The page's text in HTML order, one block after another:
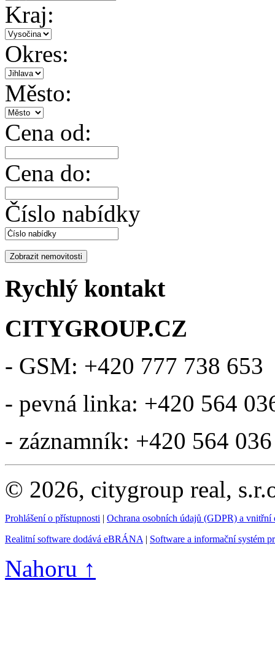
Kraj:
Okres:
Město:
Cena od:
Cena do:
Číslo nabídky
Rychlý kontakt
CITYGROUP.CZ
- GSM: +420 777 738 653
- pevná linka: +420 564
- záznamník: +420 564
© 2026, citygroup real,
Prohlášení o přístupnosti | Ochrana osobních údajů (GDPR) a vnitřní
Realitní software dodává eBRÁNA | Software a informační systém
Nahoru ↑